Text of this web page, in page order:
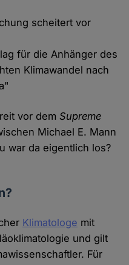
scheitert vor
für die Anhänger des
Klimawandel nach
vor demSupreme
Michael E. Mann
war da eigentlich los?
Klimatologe mit
und gilt
Für